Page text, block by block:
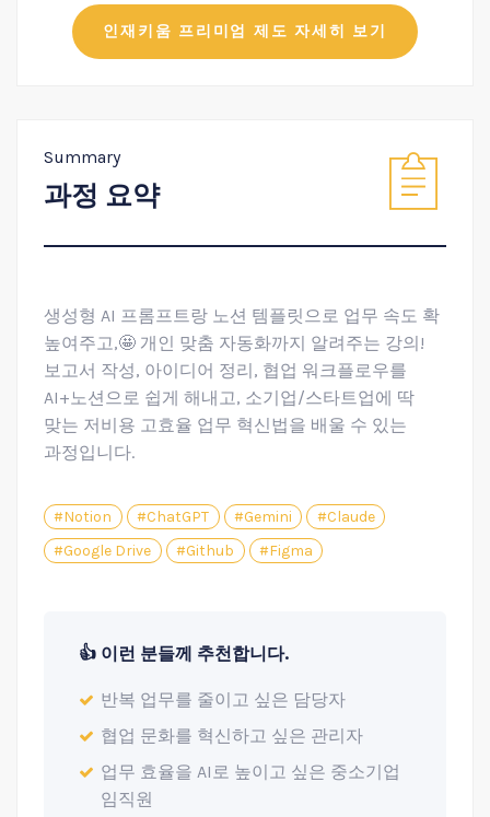
인재키움 프리미엄 제도 자세히 보기
Summary
과정 요약
생성형 AI 프롬프트랑 노션 템플릿으로 업무 속도 확
높여주고,🤩 개인 맞춤 자동화까지 알려주는 강의!
보고서 작성, 아이디어 정리, 협업 워크플로우를
AI+노션으로 쉽게 해내고, 소기업/스타트업에 딱
맞는 저비용 고효율 업무 혁신법을 배울 수 있는
과정입니다.
#Notion #ChatGPT #Gemini
#Claude
#Google Drive
#Github #Figma
👍 이런 분들께 추천합니다.
반복 업무를 줄이고 싶은 담당자
협업 문화를 혁신하고 싶은 관리자
업무 효율을 AI로 높이고 싶은 중소기업
임직원